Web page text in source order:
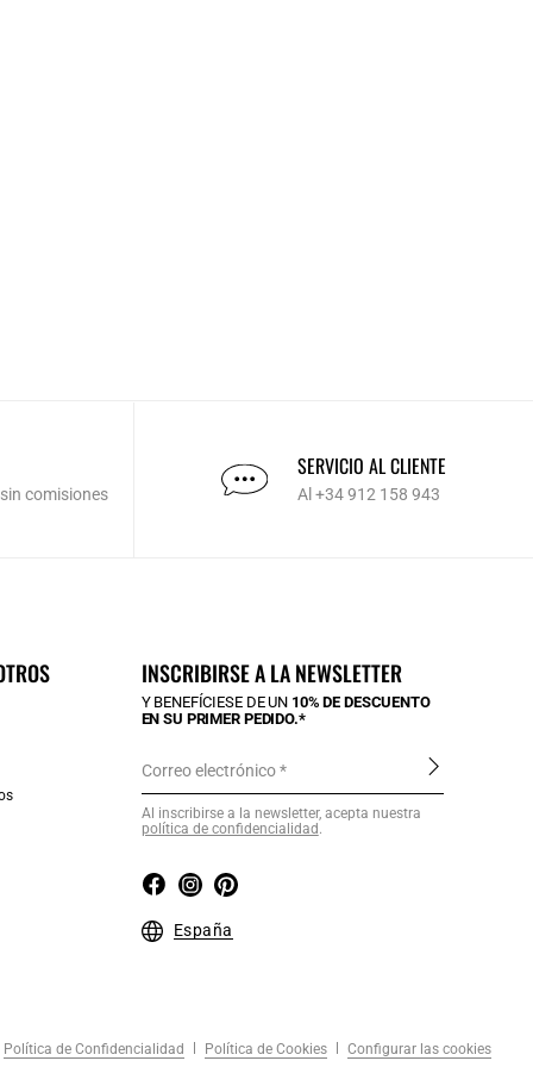
comisiones
SERVICIO AL CLIENTE
Al +34 912 158 943
INSCRIBIRSE A LA NEWSLETTER
Y BENEFÍCIESE DE UN 10% DE DESCUENTO
EN SU PRIMER PEDIDO.*
Correo electrónico
Al inscribirse a la newsletter, acepta nuestra
política de confidencialidad .
España
Política de Confidencialidad Política de Cookies Configurar las cookies